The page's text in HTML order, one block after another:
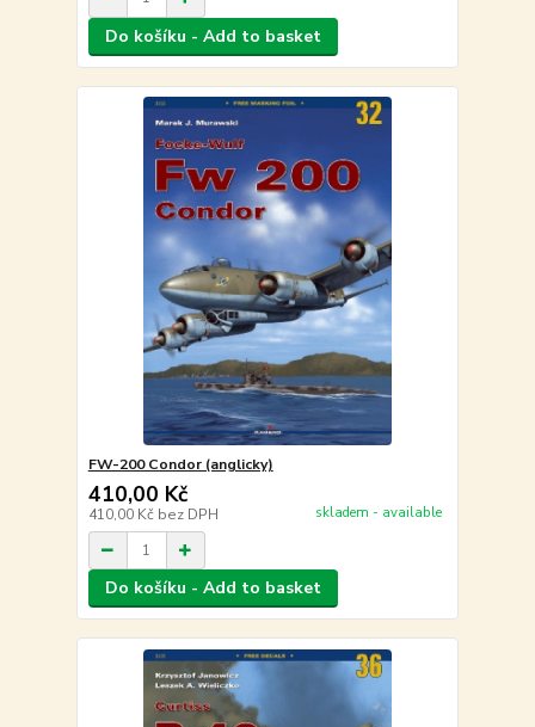
Do košíku - Add to basket
FW-200 Condor (anglicky)
410,00 Kč
410,00 Kč bez DPH skladem - available
Do košíku - Add to basket